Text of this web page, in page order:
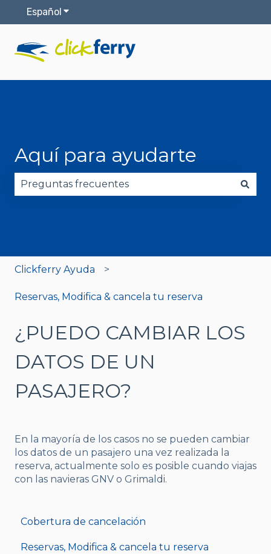
Español Traducciones de Mostrar submenú de
Aquí para ayudarte
Clickferry Ayuda
Reservas, Modifica & cancela tu reserva
¿PUEDO CAMBIAR LOS
DATOS DE UN
PASAJERO?
En la mayoría de los casos no se pueden cambiar
los datos de un pasajero una vez realizada la
reserva, actualmente solo es posible cuando viajas
con las navieras GNV o Grimaldi.
Cobertura de cancelación
Reservas, Modifica & cancela tu reserva